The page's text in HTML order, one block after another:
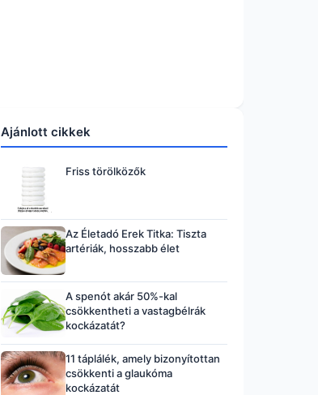
Ajánlott cikkek
Friss törölközők
Az Életadó Erek Titka: Tiszta
artériák, hosszabb élet
A spenót akár 50%-kal
csökkentheti a vastagbélrák
kockázatát?
11 táplálék, amely bizonyítottan
csökkenti a glaukóma
kockázatát